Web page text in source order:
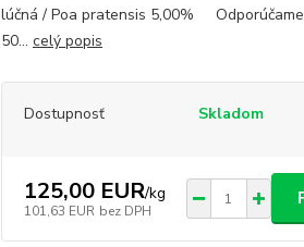
lúčná / Poa pratensis 5,00%
50... celý popis
Dostupnosť Skladom
125,00 EUR/kg
101,63 EUR bez DPH